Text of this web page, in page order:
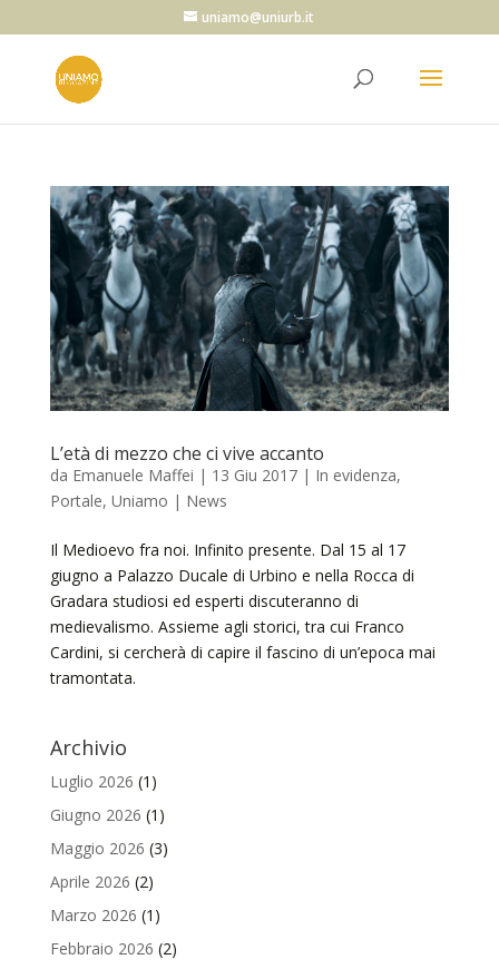
uniamo@uniurb.it
L’età di mezzo che ci vive accanto
da Emanuele Maffei | 13 Giu 2017| In evidenza,
Portale, Uniamo | News
Il Medioevo fra noi. Infinito presente. Dal 15 al 17
giugno a Palazzo Ducale di Urbino e nella Rocca di
Gradara studiosi ed esperti discuteranno di
medievalismo. Assieme agli storici, tra cui Franco
Cardini, si cercherà di capire il fascino di un’epoca mai
tramontata.
Archivio
Luglio 2026 (1)
Giugno 2026 (1)
Maggio 2026 (3)
Aprile 2026 (2)
Marzo 2026 (1)
Febbraio 2026 (2)